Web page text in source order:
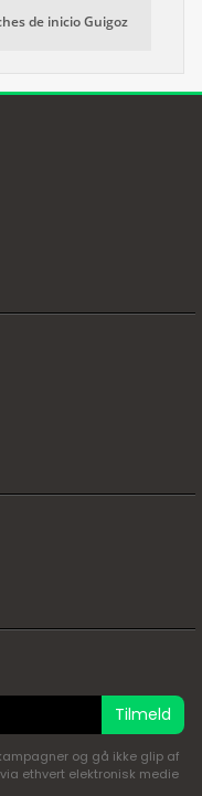
de inicio Guigoz
Tilmeld
og gå ikke glip af
ethvert elektronisk medie